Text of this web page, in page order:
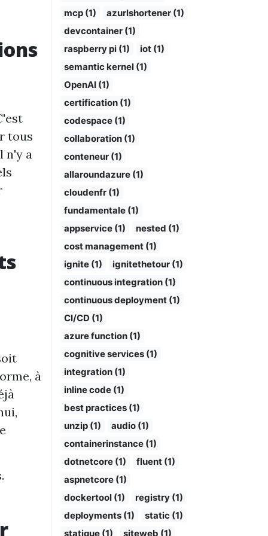
tous
n'y a
à
mcp (1)
azurlshortener (1)
devcontainer (1)
raspberry pi (1)
iot (1)
semantic kernel (1)
OpenAI (1)
certification (1)
codespace (1)
collaboration (1)
conteneur (1)
allaroundazure (1)
cloudenfr (1)
fundamentale (1)
appservice (1)
nested (1)
cost management (1)
ignite (1)
ignitethetour (1)
continuous integration (1)
continuous deployment (1)
CI/CD (1)
azure function (1)
cognitive services (1)
integration (1)
inline code (1)
best practices (1)
unzip (1)
audio (1)
containerinstance (1)
dotnetcore (1)
fluent (1)
aspnetcore (1)
dockertool (1)
registry (1)
deployments (1)
static (1)
statique (1)
siteweb (1)